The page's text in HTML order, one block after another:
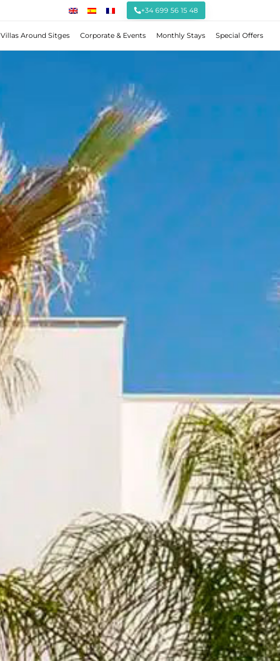
+34 699 56 15 48
Villas Around Sitges Corporate & Events Monthly Stays Special Offers